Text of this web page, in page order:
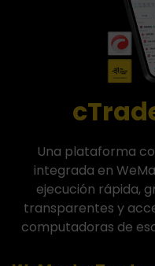
Una plataforma
integrada en
ejecución rápida,
transparentes y
computadoras de